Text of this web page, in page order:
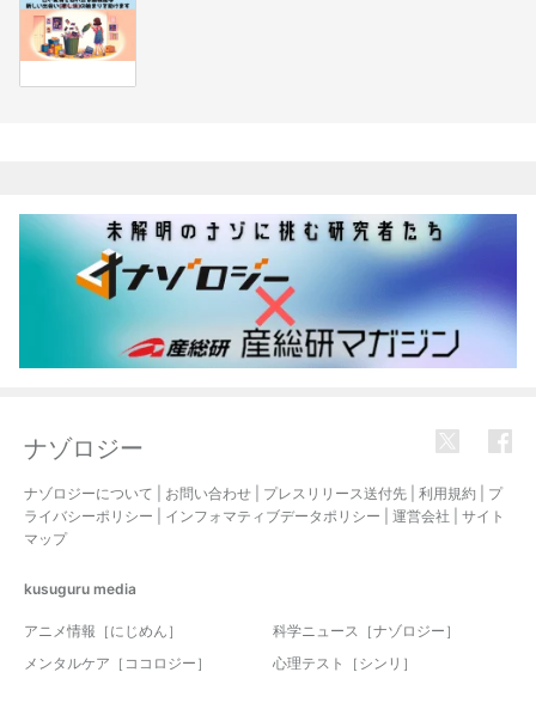
ナゾロジー
ナゾロジーについて お問い合わせ プレスリリース送付先 利用規約
プ
ライバシーポリシー
インフォマティブデータポリシー 運営会社
サイト
マップ
kusuguru media
アニメ情報［にじめん］
科学ニュース［ナゾロジー］
メンタルケア［ココロジー］
心理テスト［シンリ］